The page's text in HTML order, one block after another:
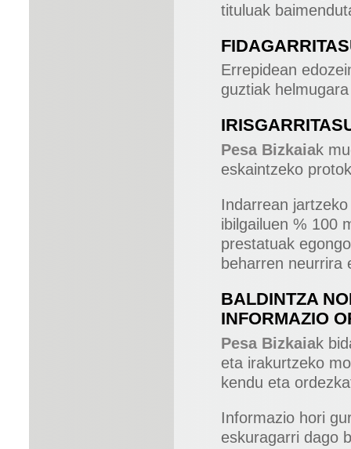
tituluak
Errepidean
guztiak
Pesa Bizkaiak
eskaintzeko
Indarrean
ibilgailuen % 100
prestatuak
beharren neurrira
BALDINTZA
INFORMAZIO
Pesa Bizkaiak
eta irakurtzeko
kendu eta
Informazio hori
eskuragarri dago